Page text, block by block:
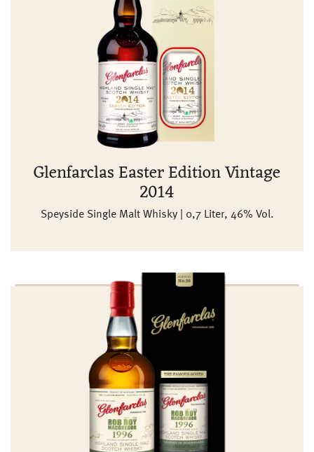
Glenfarclas Easter Edition Vintage
2014
Speyside Single Malt Whisky | 0,7 Liter, 46% Vol.